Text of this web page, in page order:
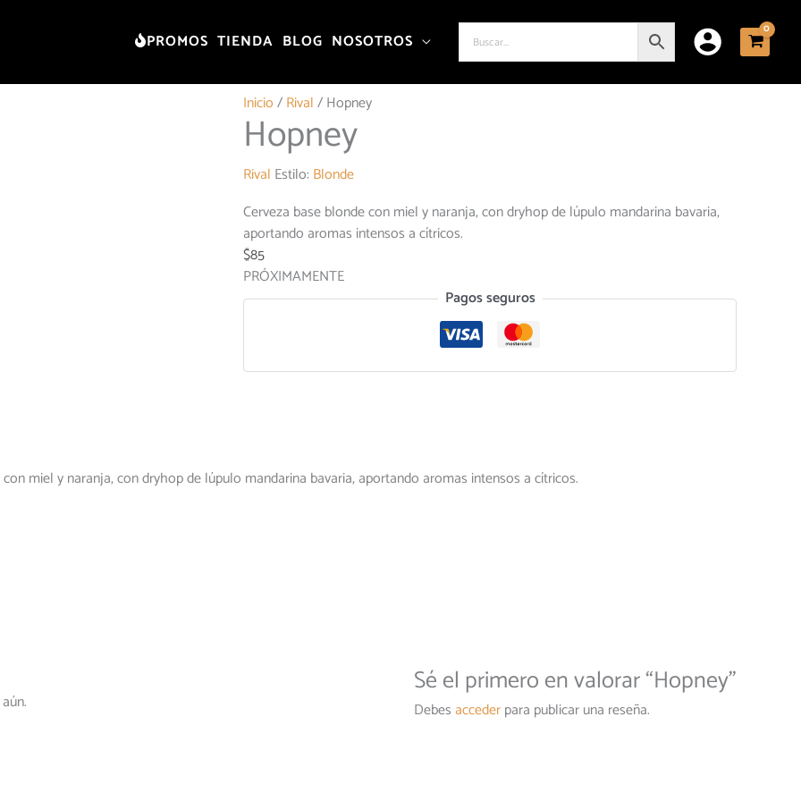
PROMOS TIENDA BLOG NOSOTROS
Inicio/Rival/ Hopney
Hopney
Rival Estilo: Blonde
Cerveza base blonde con miel y naranja, con dryhop de lúpulo mandarina bavaria,
aportando aromas intensos a cítricos.
$85
PRÓXIMAMENTE
Pagos seguros
miel y naranja, con dryhop de lúpulo mandarina bavaria, aportando aromas intensos a cítricos.
Sé el primero en valorar “Hopney”
Debesaccederpara publicar una reseña.